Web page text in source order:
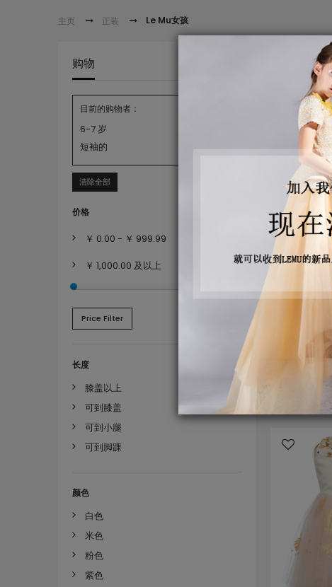
主页 正装 Le Mu女孩
LE MU女孩
购物
目前的购物者：
6-7 岁
短袖的
清除全部
价格
￥ 0.00 - ￥ 999.99
￥ 1,000.00 及以上
Price Filter
长度
膝盖以上
可到膝盖
可到小腿
可到脚踝
颜色
白色
米色
粉色
紫色